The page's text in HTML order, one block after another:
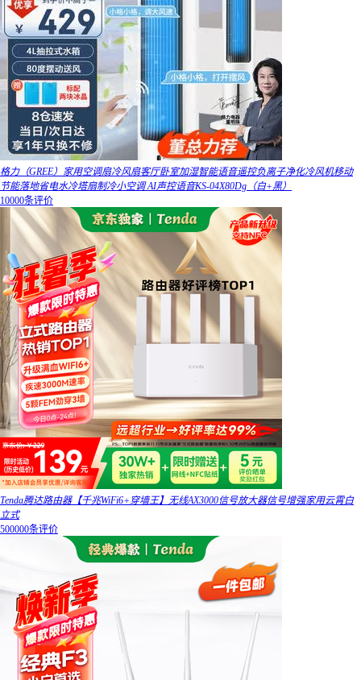
格力（GREE）家用空调扇冷风扇客厅卧室加湿智能语音遥控负离子净化冷风机移动
节能落地省电水冷塔扇制冷小空调 AI声控语音KS-04X80Dg（白+黑）
10000条评价
Tenda腾达路由器【千兆WiFi6+穿墙王】无线AX3000信号放大器信号增强家用云霄白
立式
500000条评价